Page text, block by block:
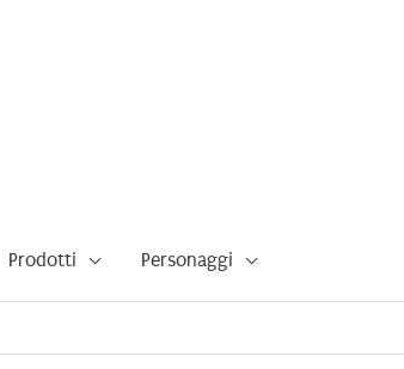
Prodotti Personaggi